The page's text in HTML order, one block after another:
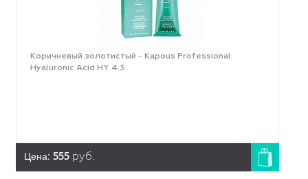
Коричневый золотистый - Kapous Professional
Hyaluronic Acid HY 4.3
Цена: 555 руб.